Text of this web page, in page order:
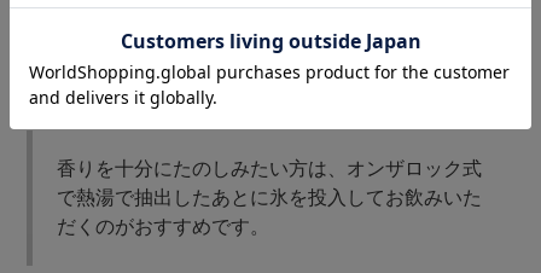
150ml 5～7分
香りを十分にたのしみたい方は、オンザロック式
で熱湯で抽出したあとに氷を投入してお飲みいた
だくのがおすすめです。